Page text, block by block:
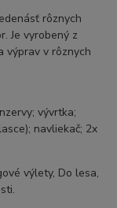
rôznych
Je vyrobený z
výprav v rôznych
vývrtka;
navliekač; 2x
výlety, Do lesa,